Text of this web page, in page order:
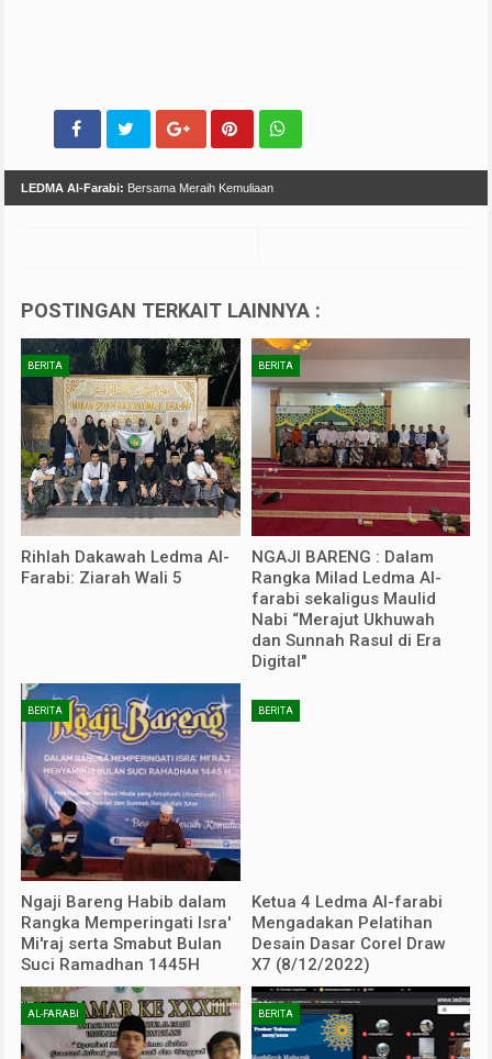
LEDMA Al-Farabi: Bersama Meraih Kemuliaan
POSTINGAN TERKAIT LAINNYA :
BERITA
Rihlah Dakawah Ledma Al-
Farabi: Ziarah Wali 5
BERITA
NGAJI BARENG : Dalam
Rangka Milad Ledma Al-
farabi sekaligus Maulid
Nabi “Merajut Ukhuwah
dan Sunnah Rasul di Era
Digital"
BERITA
Ngaji Bareng Habib dalam
Rangka Memperingati Isra'
Mi'raj serta Smabut Bulan
Suci Ramadhan 1445H
BERITA
Ketua 4 Ledma Al-farabi
Mengadakan Pelatihan
Desain Dasar Corel Draw
X7 (8/12/2022)
AL-FARABI BERITA